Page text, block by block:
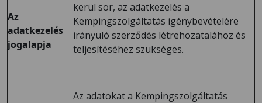
Az
adatkezelés
jogalapja
kerül sor, az adatkezelés a
Kempingszolgáltatás igénybevételére
irányuló szerződés létrehozatalához és
teljesítéséhez szükséges.
Az adatokat a Kempingszolgáltatás